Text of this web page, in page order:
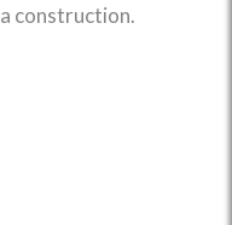
construction.